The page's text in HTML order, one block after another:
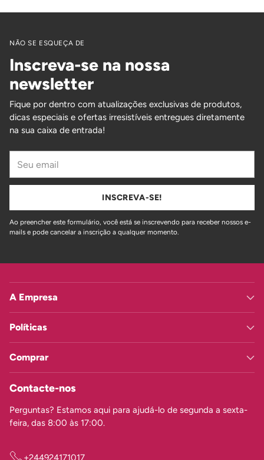
NÃO SE ESQUEÇA DE
Inscreva-se na nossa
newsletter
Fique por dentro com atualizações exclusivas de produtos,
dicas especiais e ofertas irresistíveis entregues diretamente
na sua caixa de entrada!
email
INSCREVA-SE!
Ao preencher este formulário, você está se inscrevendo para receber nossos e-
mails e pode cancelar a inscrição a qualquer momento.
A Empresa
Políticas
Comprar
Contacte-nos
Perguntas? Estamos aqui para ajudá-lo de segunda a sexta-
feira, das 8:00 às 17:00.
+244924171017